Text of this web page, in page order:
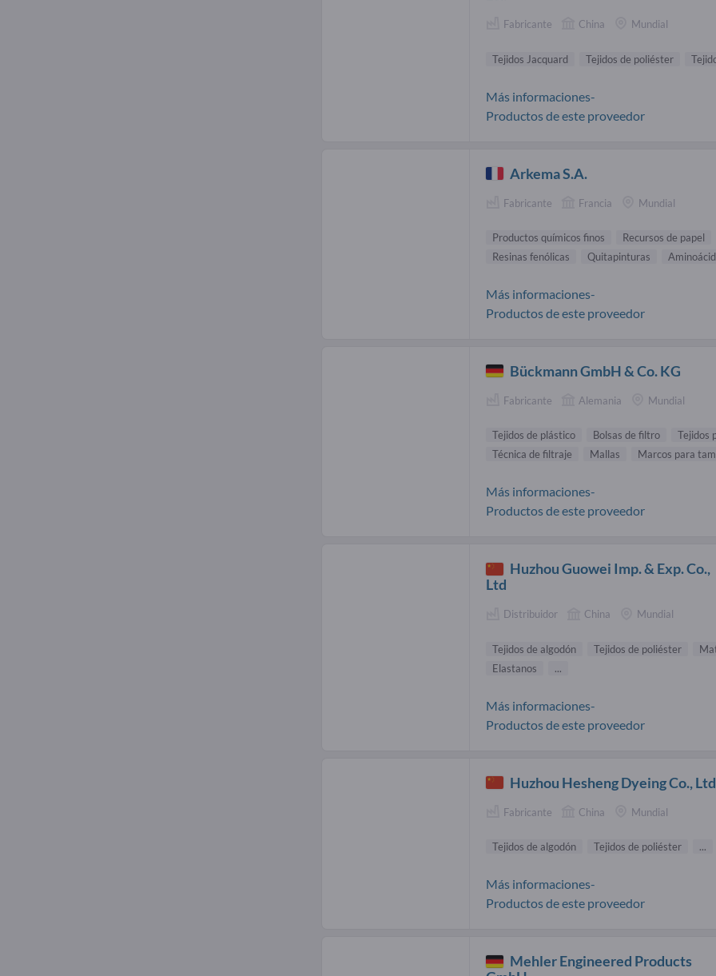
Fabricante China Mundial
Tejidos Jacquard Tejidos de poliéster
Más informaciones-
Productos de este proveedor
Arkema S.A.
Fabricante Francia Mundial
Productos químicos finos Recursos de papel
Resinas fenólicas
Quitapinturas
Más informaciones-
Productos de este proveedor
Bückmann GmbH & Co. KG
Fabricante Alemania Mundial
Tejidos de plástico Bolsas de filtro Tejidos
Técnica de filtraje
Mallas Marcos para
Más informaciones-
Productos de este proveedor
Huzhou Guowei Imp. & Exp. Co.,
Ltd
Distribuidor China Mundial
Tejidos de algodón Tejidos de poliéster
Elastanos
...
Más informaciones-
Productos de este proveedor
Huzhou Hesheng Dyeing Co., Ltd
Fabricante China Mundial
Tejidos de algodón Tejidos de poliéster ...
Más informaciones-
Productos de este proveedor
Mehler Engineered Products